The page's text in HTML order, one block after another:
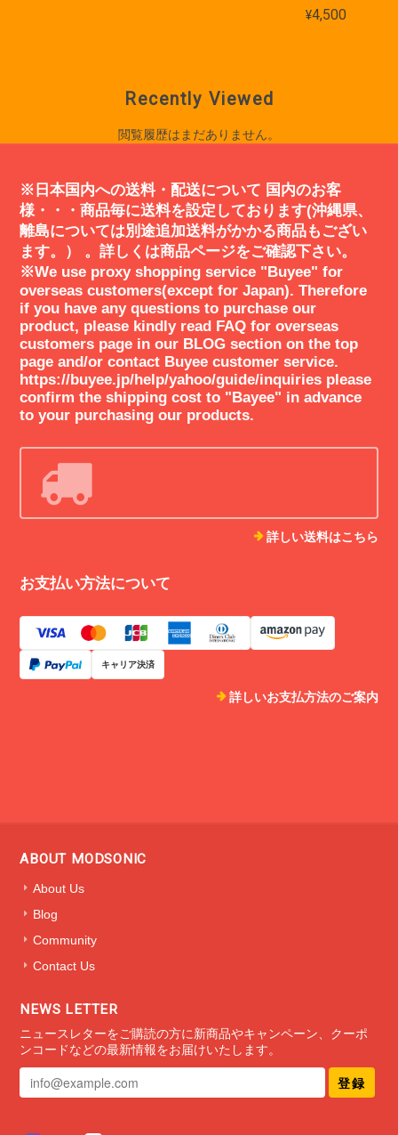
仕掛けのオレンジのような未来世界を思
modsonicのデザインとセンスに惚れました。近未来的なSF映画のフ
ァッションを彷彿とさせ痺れました。エッジが効いていながら日常使
いでもさりげなく身につけることができます。modsonicさんは今後も
注目して行きたいと思います。素敵な商品をありがとうございまし
た！
ご丁寧なReviewコメント誠にありがと
うございます。近未来のSF映画を想起
し体感していただけましたことに感謝申
し上げます。それは正にモッドソニック
が目指しているアクセサリーの世界観で
すので、とても嬉しいです。ありがとう
Mサイズ
2021/01/13
デザインはスペイシーで洗練されて素晴らしい。素材の革の質感も申
し分ないです。末長く愛用したい商品です。modsonicさんのセンス、
ドソニックは新しい作品を随時展開して
2020/12/30
¥4,500
Recently Viewed
閲覧履歴はまだありません。
※日本国内への送料・配送について 国内のお客
様・・・商品毎に送料を設定しております(沖縄県、
離島については別途追加送料がかかる商品もござい
ます。） 。詳しくは商品ページをご確認下さい。
※We use proxy shopping service "Buyee" for
overseas customers(except for Japan). Therefore
if you have any questions to purchase our
product, please kindly read FAQ for overseas
customers page in our BLOG section on the top
page and/or contact Buyee customer service.
https://buyee.jp/help/yahoo/guide/inquiries please
confirm the shipping cost to "Bayee" in advance
to your purchasing our products.
詳しい送料はこちら
お支払い方法について
キャリア決済
詳しいお支払方法のご案内
ABOUT MODSONIC
About Us
Blog
Community
Contact Us
NEWS LETTER
ニュースレターをご購読の方に新商品やキャンペーン、クーポ
ンコードなどの最新情報をお届けいたします。
登録